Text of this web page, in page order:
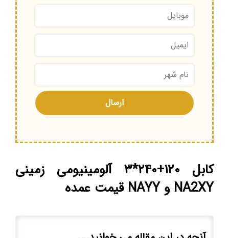
کابل ۱۲۰+۲۴۰*۳ آلومینیومی زمینی
NA2XY و NAYY قیمت عمده